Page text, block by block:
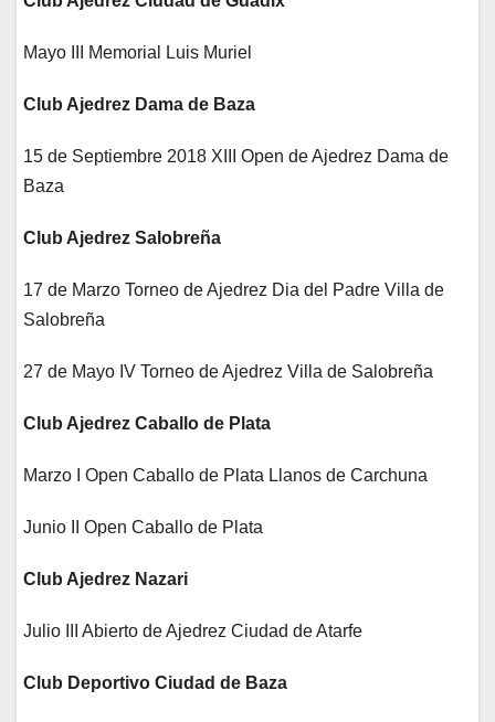
Mayo III Memorial Luis Muriel
Club Ajedrez Dama de Baza
15 de Septiembre 2018 XIII Open de Ajedrez Dama de
Baza
Club Ajedrez Salobreña
17 de Marzo Torneo de Ajedrez Dia del Padre Villa de
Salobreña
27 de Mayo IV Torneo de Ajedrez Villa de Salobreña
Club Ajedrez Caballo de Plata
Marzo I Open Caballo de Plata Llanos de Carchuna
Junio II Open Caballo de Plata
Club Ajedrez Nazari
Julio III Abierto de Ajedrez Ciudad de Atarfe
Club Deportivo Ciudad de Baza